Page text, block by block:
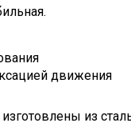
движения
из